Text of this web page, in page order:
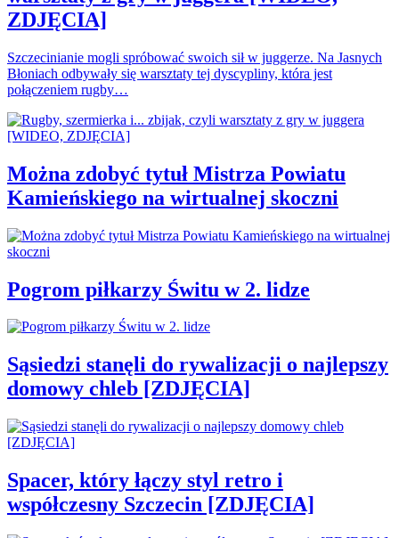
ZDJĘCIA]
Szczecinianie mogli spróbować swoich sił w juggerze. Na Jasnych
Błoniach odbywały się warsztaty tej dyscypliny, która jest
połączeniem rugby…
Można zdobyć tytuł Mistrza Powiatu
Kamieńskiego na wirtualnej skoczni
Pogrom piłkarzy Świtu w 2. lidze
Sąsiedzi stanęli do rywalizacji o najlepszy
domowy chleb [ZDJĘCIA]
Spacer, który łączy styl retro i
współczesny Szczecin [ZDJĘCIA]